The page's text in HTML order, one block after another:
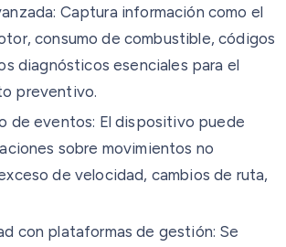
Captura información como el
consumo de combustible, códigos
diagnósticos esenciales para el
preventivo.
de eventos: El dispositivo puede
sobre movimientos no
de velocidad, cambios de ruta,
con plataformas de gestión: Se